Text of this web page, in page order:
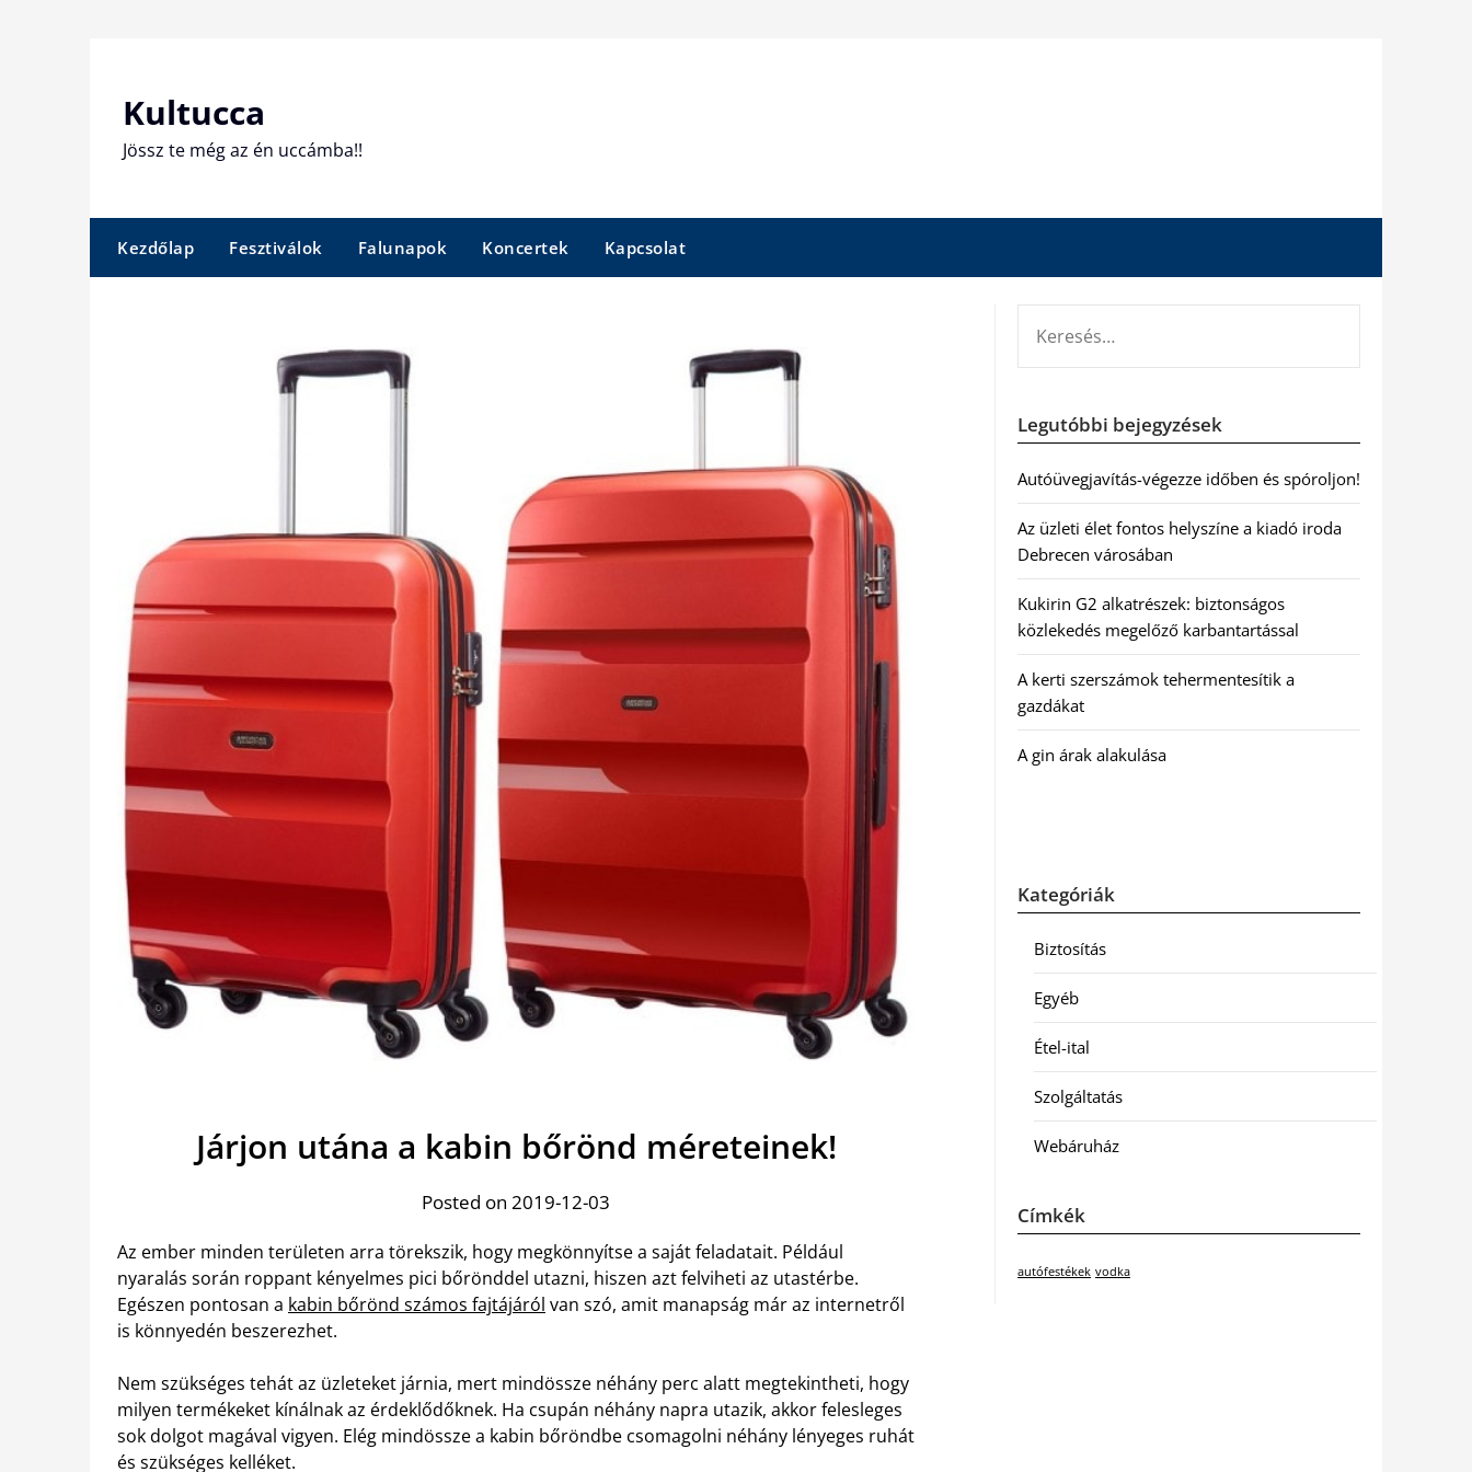
Kultucca
Jössz te még az én uccámba!!
Kezdőlap Fesztiválok Falunapok Koncertek Kapcsolat
Járjon utána a kabin bőrönd méreteinek!
Posted on 2019-12-03
Az ember minden területen arra törekszik, hogy megkönnyítse a saját feladatait. Például
nyaralás során roppant kényelmes pici bőrönddel utazni, hiszen azt felviheti az utastérbe.
Egészen pontosan a kabin bőrönd számos fajtájáról van szó, amit manapság már az internetről
is könnyedén beszerezhet.
Nem szükséges tehát az üzleteket járnia, mert mindössze néhány perc alatt megtekintheti, hogy
milyen termékeket kínálnak az érdeklődőknek. Ha csupán néhány napra utazik, akkor felesleges
sok dolgot magával vigyen. Elég mindössze a kabin bőröndbe csomagolni néhány lényeges ruhát
és szükséges kelléket.
Legutóbbi bejegyzések
Autóüvegjavítás-végezze időben és spóroljon!
Az üzleti élet fontos helyszíne a kiadó iroda
Debrecen városában
Kukirin G2 alkatrészek: biztonságos
közlekedés megelőző karbantartással
A kerti szerszámok tehermentesítik a
gazdákat
A gin árak alakulása
Kategóriák
Biztosítás
Egyéb
Étel-ital
Szolgáltatás
Webáruház
Címkék
autófestékek vodka